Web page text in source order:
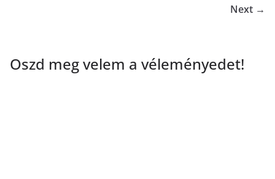
Next →
Oszd meg velem a véleményedet!